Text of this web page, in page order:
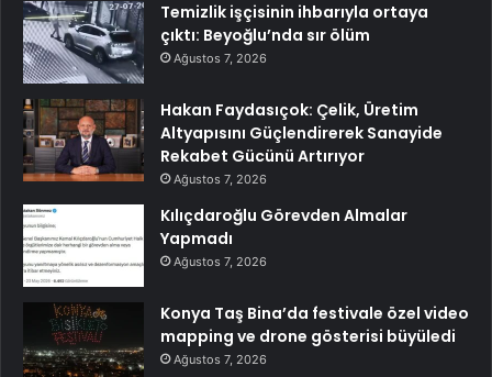
Temizlik işçisinin ihbarıyla ortaya
çıktı: Beyoğlu’nda sır ölüm
Ağustos 7, 2026
Hakan Faydasıçok: Çelik, Üretim
Altyapısını Güçlendirerek Sanayide
Rekabet Gücünü Artırıyor
Ağustos 7, 2026
Kılıçdaroğlu Görevden Almalar
Yapmadı
Ağustos 7, 2026
Konya Taş Bina’da festivale özel video
mapping ve drone gösterisi büyüledi
Ağustos 7, 2026